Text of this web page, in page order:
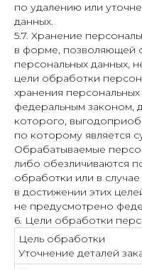
по удалению или
данных.
5.7. Хранение
в форме, позволяющей
персональных данных,
цели обработки
хранения
федеральным законом,
которого,
по которому является
Обрабатываемые
либо обезличиваются
обработки или в
в достижении этих
не предусмотрено
6. Цели обработки
Цель обработки
Уточнение деталей